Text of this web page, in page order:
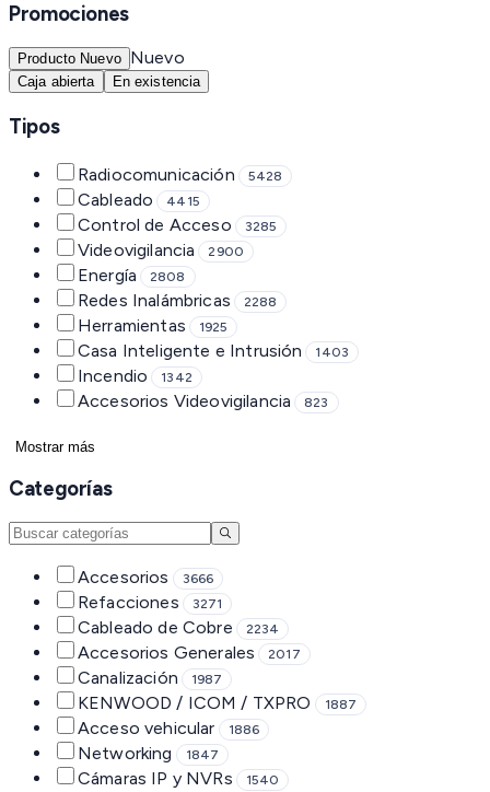
Promociones
Producto Nuevo Nuevo
Caja abierta En existencia
Tipos
Radiocomunicación 5428
Cableado 4415
Control de Acceso 3285
Videovigilancia 2900
Energía 2808
Redes Inalámbricas 2288
Herramientas 1925
Casa Inteligente e Intrusión 1403
Incendio 1342
Accesorios Videovigilancia 823
Mostrar más
Categorías
Accesorios 3666
Refacciones 3271
Cableado de Cobre 2234
Accesorios Generales 2017
Canalización 1987
KENWOOD / ICOM / TXPRO 1887
Acceso vehicular 1886
Networking 1847
Cámaras IP y NVRs 1540